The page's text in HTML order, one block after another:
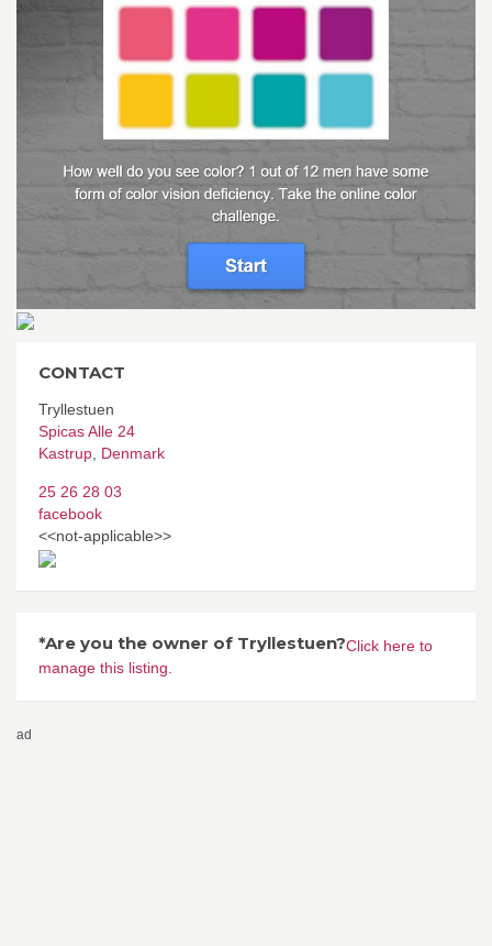
CONTACT
Tryllestuen
Spicas Alle 24
Kastrup Denmark
25 26 28 03
facebook
<<not-applicable>>
*Are you the owner of Tryllestuen?Click here to
manage this listing.
ad